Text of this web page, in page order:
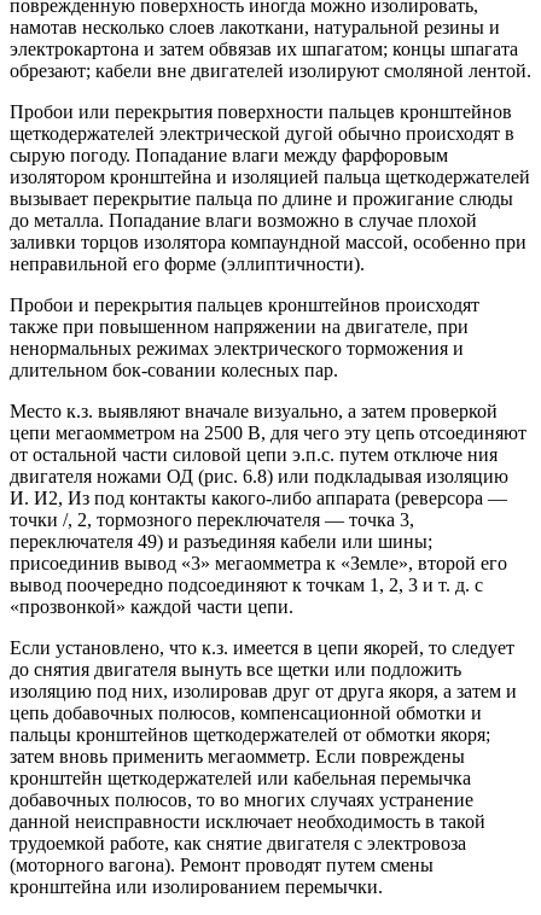
поврежденную поверхность иногда можно изолировать,
намотав несколько слоев лакоткани, натуральной резины и
электрокартона и затем обвязав их шпагатом; концы шпагата
обрезают; кабели вне двигателей изолируют смоляной лентой.
Пробои или перекрытия поверхности пальцев кронштейнов
щеткодержателей электрической дугой обычно происходят в
сырую погоду. Попадание влаги между фарфоровым
изолятором кронштейна и изоляцией пальца щеткодержателей
вызывает перекрытие пальца по длине и прожигание слюды
до металла. Попадание влаги возможно в случае плохой
заливки торцов изолятора компаундной массой, особенно при
неправильной его форме (эллиптичности).
Пробои и перекрытия пальцев кронштейнов происходят
также при повышенном напряжении на двигателе, при
ненормальных режимах электрического торможения и
длительном бок-совании колесных пар.
Место к.з. выявляют вначале визуально, а затем проверкой
цепи мегаомметром на 2500 В, для чего эту цепь отсоединяют
от остальной части силовой цепи э.п.с. путем отключе ния
двигателя ножами ОД (рис. 6.8) или подкладывая изоляцию
И. И2, Из под контакты какого-либо аппарата (реверсора —
точки /, 2, тормозного переключателя — точка 3,
переключателя 49) и разъединяя кабели или шины;
присоединив вывод «3» мегаомметра к «Земле», второй его
вывод поочередно подсоединяют к точкам 1, 2, 3 и т. д. с
«прозвонкой» каждой части цепи.
Если установлено, что к.з. имеется в цепи якорей, то следует
до снятия двигателя вынуть все щетки или подложить
изоляцию под них, изолировав друг от друга якоря, а затем и
цепь добавочных полюсов, компенсационной обмотки и
пальцы кронштейнов щеткодержателей от обмотки якоря;
затем вновь применить мегаомметр. Если повреждены
кронштейн щеткодержателей или кабельная перемычка
добавочных полюсов, то во многих случаях устранение
данной неисправности исключает необходимость в такой
трудоемкой работе, как снятие двигателя с электровоза
(моторного вагона). Ремонт проводят путем смены
кронштейна или изолированием перемычки.